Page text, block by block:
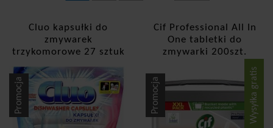
Cluo kapsułki do
zmywarek
trzykomorowe 27 sztuk
Promocja
Cif Professional All In
One tabletki do
zmywarki 200szt.
Promocja Wysyłka gratis